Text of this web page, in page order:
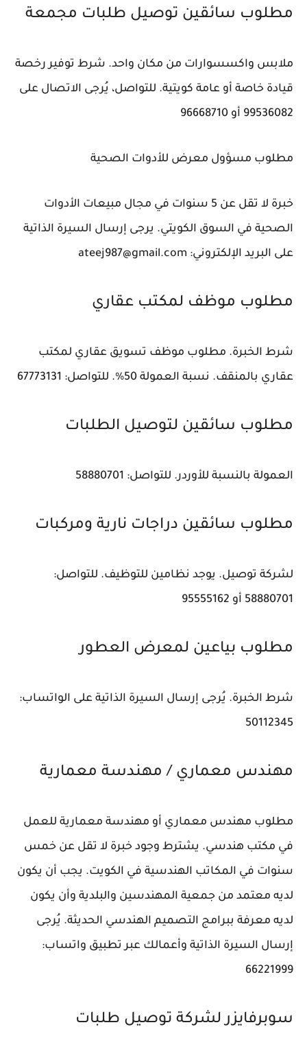
مطلوب سائقين توصيل طلبات مجمعة
ملابس واكسسوارات من مكان واحد. شرط توفير رخصة
قيادة خاصة أو عامة كويتية. للتواصل، يُرجى الاتصال على
99536082 أو 96668710
مطلوب مسؤول معرض للأدوات الصحية
خبرة لا تقل عن 5 سنوات في مجال مبيعات الأدوات
الصحية في السوق الكويتي. يرجى إرسال السيرة الذاتية
على البريد الإلكتروني: ateej987@gmail.com
مطلوب موظف لمكتب عقاري
شرط الخبرة. مطلوب موظف تسويق عقاري لمكتب
عقاري بالمنقف. نسبة العمولة 50%. للتواصل: 67773131
مطلوب سائقين لتوصيل الطلبات
العمولة بالنسبة للأوردر. للتواصل: 58880701
مطلوب سائقين دراجات نارية ومركبات
لشركة توصيل. يوجد نظامين للتوظيف. للتواصل:
58880701 أو 95555162
مطلوب بياعين لمعرض العطور
شرط الخبرة. يُرجى إرسال السيرة الذاتية على الواتساب:
50112345
مهندس معماري / مهندسة معمارية
مطلوب مهندس معماري أو مهندسة معمارية للعمل
في مكتب هندسي. يشترط وجود خبرة لا تقل عن خمس
سنوات في المكاتب الهندسية في الكويت. يجب أن يكون
لديه معتمد من جمعية المهندسين والبلدية وأن يكون
لديه معرفة ببرامج التصميم الهندسي الحديثة. يُرجى
إرسال السيرة الذاتية وأعمالك عبر تطبيق واتساب:
66221999
سوبرفايزر لشركة توصيل طلبات